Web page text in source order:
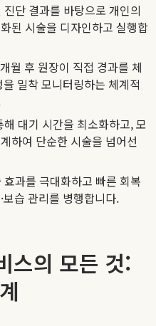
진단 결과를 바탕으로 개인의
된 시술을 디자인하고 실행합
월 후 원장이 직접 경과를 체
밀착 모니터링하는 체계적
해 대기 시간을 최소화하고, 모
하여 단순한 시술을 넘어선
효과를 극대화하고 빠른 회복
습 관리를 병행합니다.
스의 모든 것: